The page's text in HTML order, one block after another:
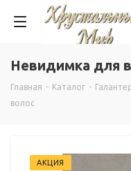
Невидимка для
Главная - Каталог -
волос
АКЦИЯ